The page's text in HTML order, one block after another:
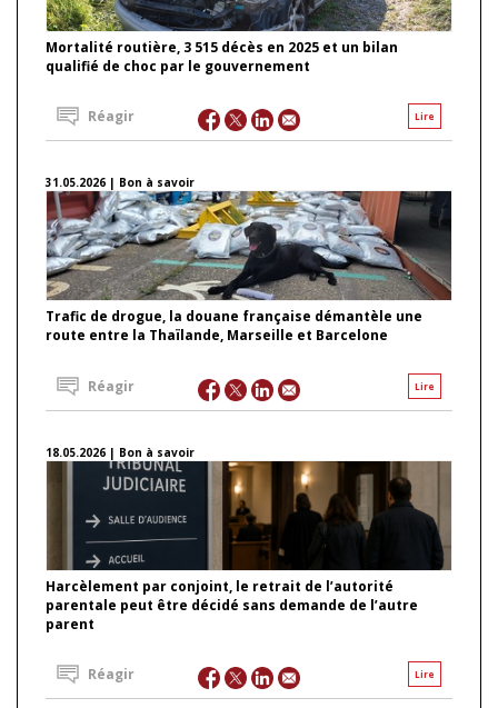
Mortalité routière, 3 515 décès en 2025 et un bilan
qualifié de choc par le gouvernement
Lire
Réagir
31.05.2026 | Bon à savoir
Trafic de drogue, la douane française démantèle une
route entre la Thaïlande, Marseille et Barcelone
Lire
Réagir
18.05.2026 | Bon à savoir
Harcèlement par conjoint, le retrait de l’autorité
parentale peut être décidé sans demande de l’autre
parent
Lire
Réagir